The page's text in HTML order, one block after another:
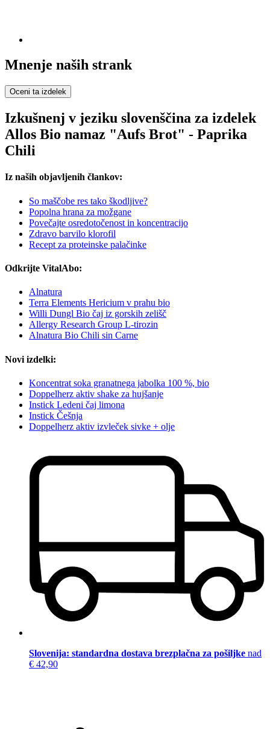
Mnenje naših strank
Oceni ta izdelek
Izkušnenj v jeziku slovenščina za izdelek
Allos Bio namaz "Aufs Brot" - Paprika
Chili
Iz naših objavljenih člankov:
So maščobe res tako škodljive?
Popolna hrana za možgane
Povečajte osredotočenost in koncentracijo
Zdravo barvilo klorofil
Recept za proteinske palačinke
Odkrijte VitalAbo:
Alnatura
Terra Elements Hericium v prahu bio
Willi Dungl Bio čaj iz gorskih zelišč
Allergy Research Group L-tirozin
Alnatura Bio Chili sin Carne
Novi izdelki:
Koncentrat soka granatnega jabolka 100 %, bio
Doppelherz aktiv shake za hujšanje
Instick Ledeni čaj limona
Instick Češnja
Doppelherz aktiv izvleček sivke + olje
Slovenija: standardna dostava brezplačna za pošiljke nad
€ 42,90